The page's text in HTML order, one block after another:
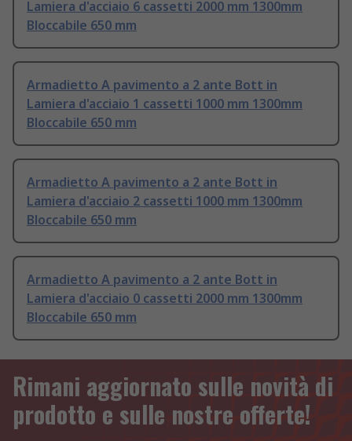
Lamiera d'acciaio 6 cassetti 2000 mm 1300mm
Bloccabile 650 mm
Armadietto A pavimento a 2 ante Bott in
Lamiera d'acciaio 1 cassetti 1000 mm 1300mm
Bloccabile 650 mm
Armadietto A pavimento a 2 ante Bott in
Lamiera d'acciaio 2 cassetti 1000 mm 1300mm
Bloccabile 650 mm
Armadietto A pavimento a 2 ante Bott in
Lamiera d'acciaio 0 cassetti 2000 mm 1300mm
Bloccabile 650 mm
Rimani aggiornato sulle novità di
prodotto e sulle nostre offerte!